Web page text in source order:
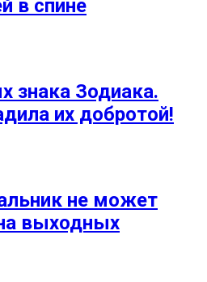
в спине
знака Зодиака.
их добротой!
не может
выходных